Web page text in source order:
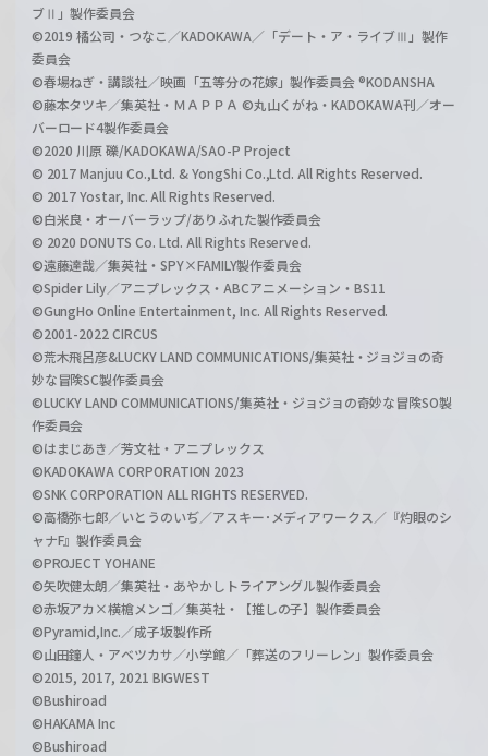
ブⅡ」製作委員会
©2019 橘公司・つなこ／KADOKAWA／「デート・ア・ライブⅢ」製作
委員会
©春場ねぎ・講談社／映画「五等分の花嫁」製作委員会 ®KODANSHA
©藤本タツキ／集英社・ＭＡＰＰＡ ©丸山くがね・KADOKAWA刊／オー
バーロード4製作委員会
©2020 川原 礫/KADOKAWA/SAO-P Project
© 2017 Manjuu Co.,Ltd. & YongShi Co.,Ltd. All Rights Reserved.
© 2017 Yostar, Inc. All Rights Reserved.
©白米良・オーバーラップ/ありふれた製作委員会
© 2020 DONUTS Co. Ltd. All Rights Reserved.
©遠藤達哉／集英社・SPY×FAMILY製作委員会
©Spider Lily／アニプレックス・ABCアニメーション・BS11
©GungHo Online Entertainment, Inc. All Rights Reserved.
©2001-2022 CIRCUS
©荒木飛呂彦&LUCKY LAND COMMUNICATIONS/集英社・ジョジョの奇
妙な冒険SC製作委員会
©LUCKY LAND COMMUNICATIONS/集英社・ジョジョの奇妙な冒険SO製
作委員会
©はまじあき／芳文社・アニプレックス
©KADOKAWA CORPORATION 2023
©SNK CORPORATION ALL RIGHTS RESERVED.
©高橋弥七郎／いとうのいぢ／アスキー･メディアワークス／『灼眼のシ
ャナF』製作委員会
©PROJECT YOHANE
©矢吹健太朗／集英社・あやかしトライアングル製作委員会
©赤坂アカ×横槍メンゴ／集英社・【推しの子】製作委員会
©Pyramid,Inc.／成子坂製作所
©山田鐘人・アベツカサ／小学館／「葬送のフリーレン」製作委員会
©2015, 2017, 2021 BIGWEST
©Bushiroad
©HAKAMA Inc
©Bushiroad